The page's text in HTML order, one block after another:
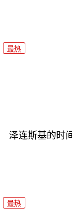
最热
泽连斯基的时
最热